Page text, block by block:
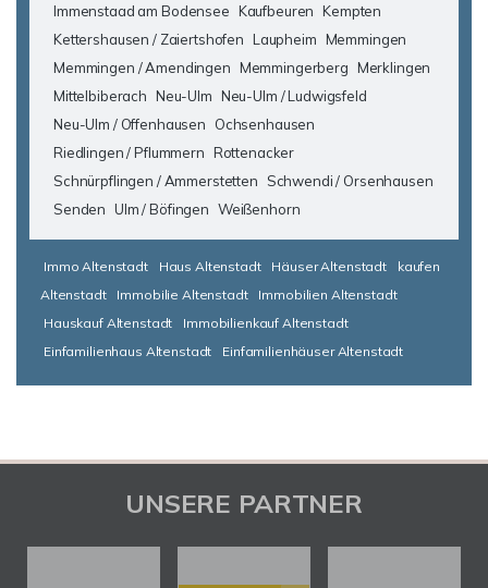
Immenstaad am Bodensee Kaufbeuren Kempten
Kettershausen / Zaiertshofen Laupheim Memmingen
Memmingen / Amendingen Memmingerberg Merklingen
Mittelbiberach Neu-Ulm Neu-Ulm / Ludwigsfeld
Neu-Ulm / Offenhausen
Ochsenhausen
Riedlingen / Pflummern Rottenacker
Schnürpflingen / Ammerstetten
Schwendi / Orsenhausen
Senden Ulm / Böfingen Weißenhorn
Immo Altenstadt Haus Altenstadt Häuser Altenstadt
kaufen
Altenstadt
Immobilie Altenstadt
Immobilien Altenstadt
Hauskauf Altenstadt
Immobilienkauf Altenstadt
Einfamilienhaus Altenstadt
Einfamilienhäuser Altenstadt
UNSERE PARTNER